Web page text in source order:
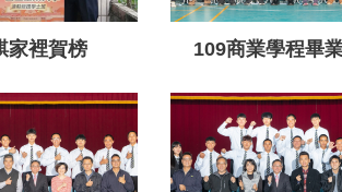
家裡賀榜 109商業學程畢